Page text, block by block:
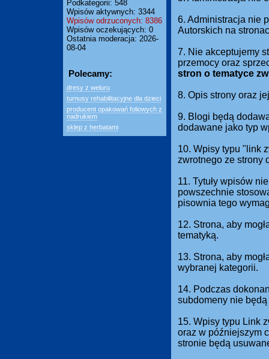
Podkategorii: 548
Wpisów aktywnych: 3344
Wpisów odrzuconych: 8386
Wpisów oczekujących: 0
Ostatnia moderacja: 2026-
08-04
Polecamy:
dresy z weluru
turnusy rehabilitacyjne dla dzieci
producent opakowań foliowych z
nadrukiem
sklep z herbatami
6. Administracja nie
Autorskich na
7. Nie akceptujemy
przemocy oraz
stron o tematyce
8. Opis strony oraz
9. Blogi będą
dodawane jako typ
10. Wpisy typu "link
zwrotnego ze strony
11. Tytuły wpisów
powszechnie
pisownia tego
12. Strona, aby
tematyką.
13. Strona, aby
wybranej kategorii.
14. Podczas
subdomeny nie
15. Wpisy typu Link
oraz w późniejszym
stronie będą